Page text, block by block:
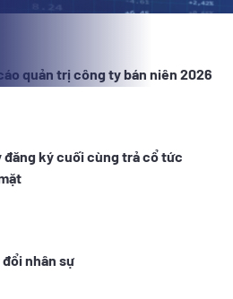
cáo quản trị công ty bán niên 2026
đăng ký cuối cùng trả cổ tức
đổi nhân sự